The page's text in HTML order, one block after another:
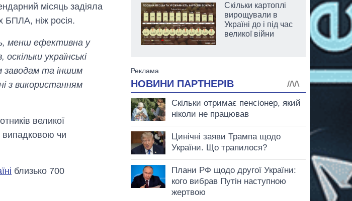
місяць задіяла
БПЛА, ніж росія.
менш ефективна у
оскільки українські
заводам та іншим
з використанням
великої
випадковою чи
близько 700
Вісім масованих
за літо: Київ та
головною ціллю
рф
Скільки картоплі
вирощували в
Україні до і під час
великої війни